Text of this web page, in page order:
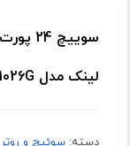
لینک مدل DES-1026G با دو پورت گیگابیتی
دسته: سوئیچ و روتر